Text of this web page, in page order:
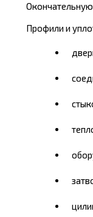
Профили и